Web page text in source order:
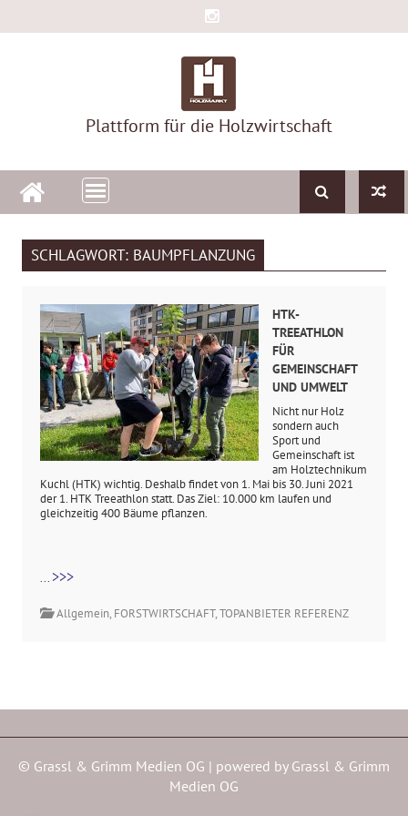
to
Plattform für die Holzwirtschaft
SCHLAGWORT: BAUMPFLANZUNG
HTK-
TREEATHLON
FÜR
GEMEINSCHAFT
UND UMWELT
Nicht nur Holz
sondern auch
Sport und
Gemeinschaft ist
am Holztechnikum
Kuchl (HTK) wichtig. Deshalb findet von 1. Mai bis 30. Juni 2021
der 1. HTK Treeathlon statt. Das Ziel: 10.000 km laufen und
gleichzeitig 400 Bäume pflanzen.
... >>>
Allgemein, FORSTWIRTSCHAFT,TOPANBIETER REFERENZ
© Grassl & Grimm Medien OG | powered by Grassl & Grimm
Medien OG